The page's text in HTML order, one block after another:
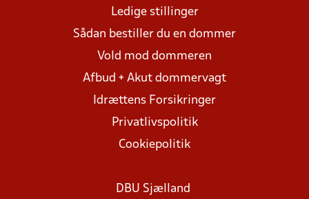
Ledige stillinger
Sådan bestiller du en dommer
Vold mod dommeren
Afbud + Akut dommervagt
Idrættens Forsikringer
Privatlivspolitik
Cookiepolitik
DBU Sjælland